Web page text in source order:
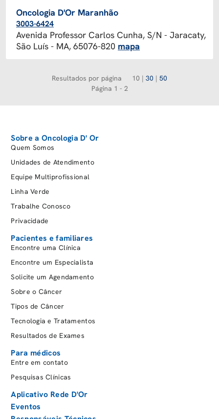
Oncologia D'Or Maranhão
3003-6424
Avenida Professor Carlos Cunha, S/N - Jaracaty,
São Luís - MA, 65076-820 mapa
Resultados por página 10 | 30 | 50
Página 1 - 2
Sobre a Oncologia D' Or
Quem Somos
Unidades de Atendimento
Equipe Multiprofissional
Linha Verde
Trabalhe Conosco
Privacidade
Pacientes e familiares
Encontre uma Clínica
Encontre um Especialista
Solicite um Agendamento
Sobre o Câncer
Tipos de Câncer
Tecnologia e Tratamentos
Resultados de Exames
Para médicos
Entre em contato
Pesquisas Clínicas
Aplicativo Rede D'Or
Eventos